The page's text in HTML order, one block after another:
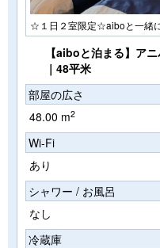
☆１日２室限定☆aiboと一緒
【aiboと泊まる】ア
｜48平米
部屋の広さ
48.00 m2
Wi-Fi
あり
シャワー / お風呂
なし
冷蔵庫